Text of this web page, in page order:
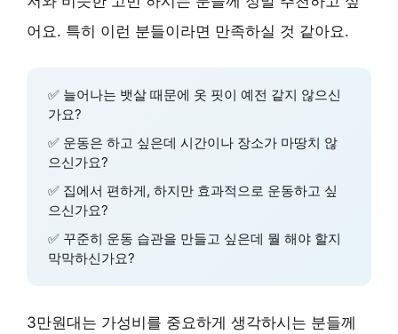
어요. 특히 이런 분들이라면 만족하실 것 같아요.
✅ 늘어나는 뱃살 때문에 옷 핏이 예전 같지 않으신
가요?
✅ 운동은 하고 싶은데 시간이나 장소가 마땅치 않
으신가요?
✅ 집에서 편하게, 하지만 효과적으로 운동하고 싶
으신가요?
✅ 꾸준히 운동 습관을 만들고 싶은데 뭘 해야 할지
막막하신가요?
3만원대는 가성비를 중요하게 생각하시는 분들께